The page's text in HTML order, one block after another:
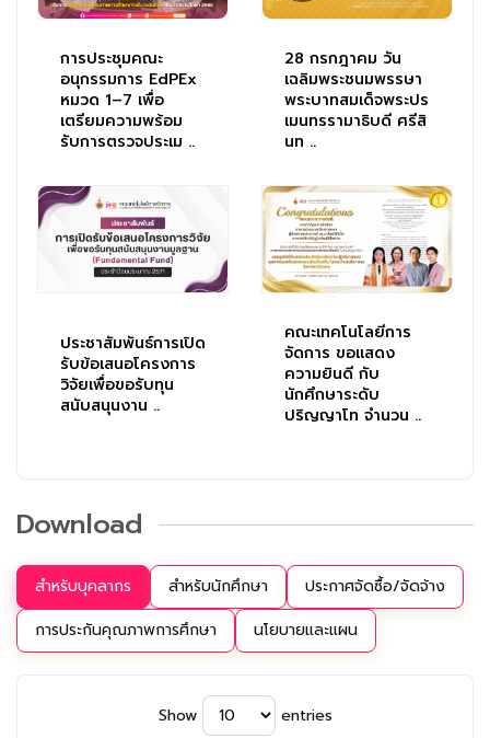
การประชุมคณะ
อนุกรรมการ EdPEx
หมวด 1–7 เพื่อ
เตรียมความพร้อม
รับการตรวจประเม ..
28 กรกฎาคม วัน
เฉลิมพระชนมพรรษา
พระบาทสมเด็จพระปร
เมนทรรามาธิบดี ศรีสิ
นท ..
ประชาสัมพันธ์การเปิด
รับข้อเสนอโครงการ
วิจัยเพื่อขอรับทุน
สนับสนุนงาน ..
คณะเทคโนโลยีการ
จัดการ ขอแสดง
ความยินดี กับ
นักศึกษาระดับ
ปริญญาโท จำนวน ..
Download
สำหรับบุคลากร สำหรับนักศึกษา
ประกาศจัดซื้อ/จัดจ้าง
การประกันคุณภาพการศึกษา
นโยบายและแผน
Show entries